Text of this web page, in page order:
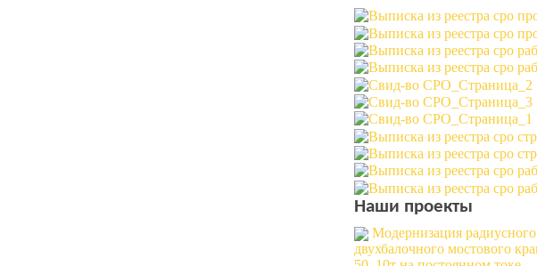
Наши проекты
Модернизация радиусного
двухбалочного мостового